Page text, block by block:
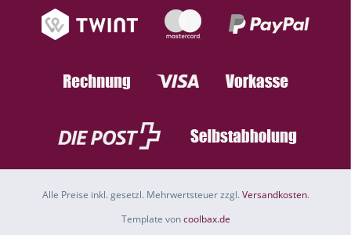
Alle Preise inkl. gesetzl. Mehrwertsteuer zzgl.Versandkosten.
Template voncoolbax.de